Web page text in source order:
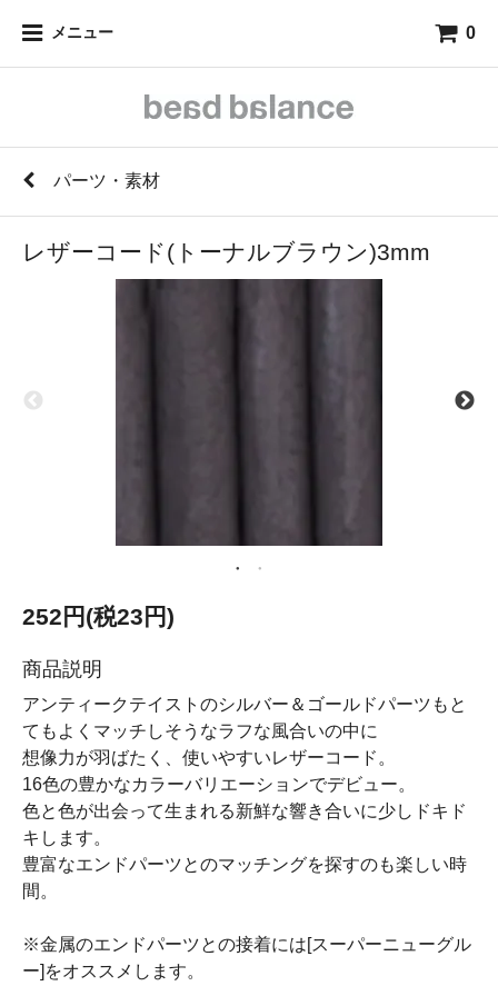
メニュー 0
パーツ・素材
レザーコード(トーナルブラウン)3mm
252円(税23円)
商品説明
アンティークテイストのシルバー＆ゴールドパーツもと
てもよくマッチしそうなラフな風合いの中に
想像力が羽ばたく、使いやすいレザーコード。
16色の豊かなカラーバリエーションでデビュー。
色と色が出会って生まれる新鮮な響き合いに少しドキド
キします。
豊富なエンドパーツとのマッチングを探すのも楽しい時
間。
※金属のエンドパーツとの接着には[スーパーニューグル
ー]をオススメします。